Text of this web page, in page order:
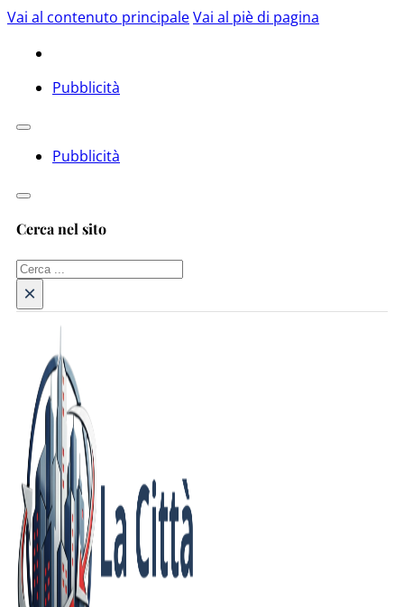
Vai al contenuto principaleVai al piè di pagina
Pubblicità
Pubblicità
Cerca nel sito
Cerca
×